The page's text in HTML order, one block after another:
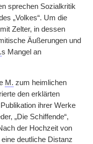
sprechen Sozialkritik
„Volkes“. Um die
Zelter, in dessen
Äußerungen und
s Mangel an
M. zum heimlichen
den erklärten
ihrer Werke
„Die Schiffende“,
der Hochzeit von
deutliche Distanz